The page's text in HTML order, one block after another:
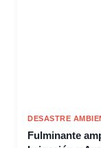
DESASTRE
Fulminante